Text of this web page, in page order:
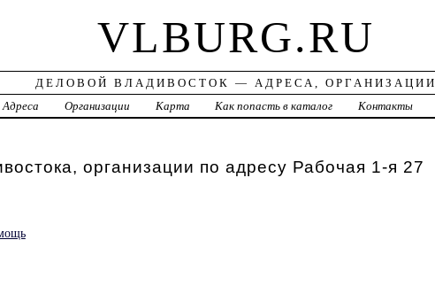
VLBURG.RU
ДЕЛОВОЙ ВЛАДИВОСТОК — АДРЕСА, ОРГАНИЗАЦИИ
Адреса
Организации Карта Как попасть в каталог Контакты
организации по адресу Рабочая 1-я 27